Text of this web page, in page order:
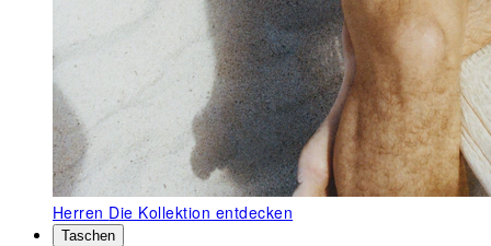
Herren Die Kollektion entdecken
Taschen